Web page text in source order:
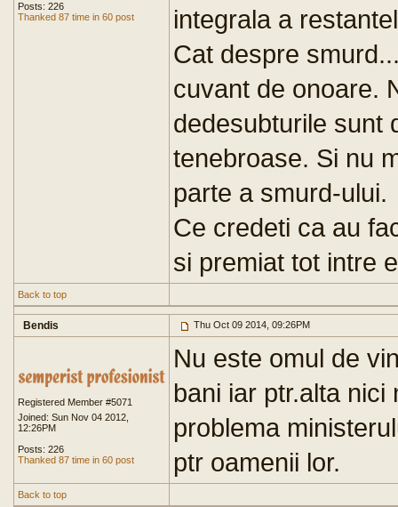
Posts: 226
Thanked 87 time in 60 post
integrala a
Cat despre
cuvant de onoare.
dedesubturile sunt
tenebroase. Si nu
parte a smurd-ului.
Ce credeti ca au
si premiat tot intre
Back to top
Bendis Thu Oct 09 2014, 09:26PM
Registered Member #5071
Joined: Sun Nov 04 2012,
12:26PM
Posts: 226
Thanked 87 time in 60 post
Nu este omul de
bani iar ptr.alta nici
problema
ptr oamenii lor.
Back to top